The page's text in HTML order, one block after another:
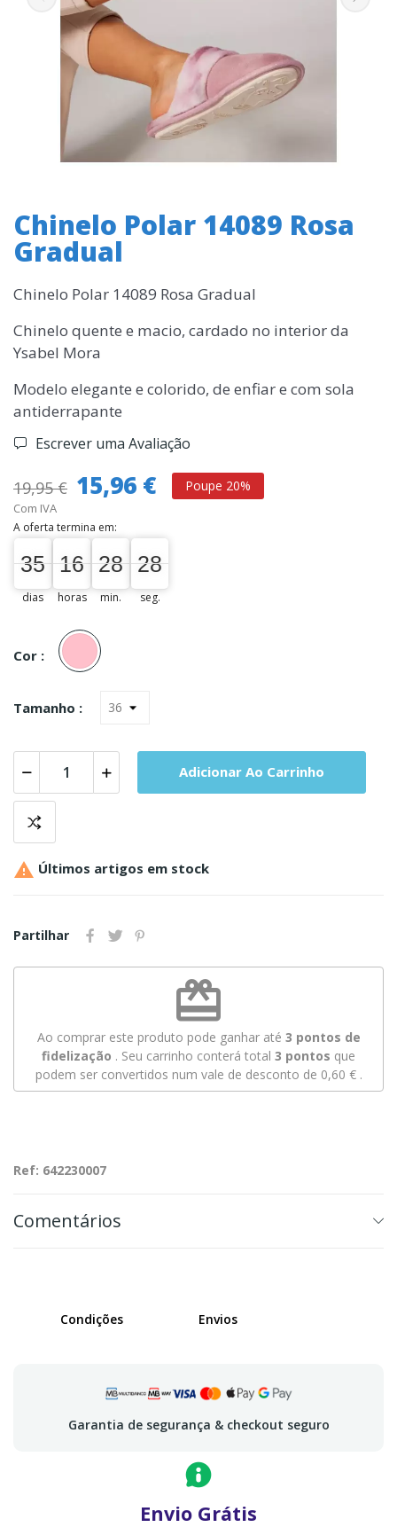
Chinelo Polar 14089 Rosa
Gradual
Chinelo Polar 14089 Rosa Gradual
Chinelo quente e macio, cardado no interior da
Ysabel Mora
Modelo elegante e colorido, de enfiar e com sola
antiderrapante
Escrever uma Avaliação
19,95 € 15,96 € Poupe 20%
Com IVA
A oferta termina em:
35
35
00
dias
16
16
00
horas
28
28
00
min.
28
28
29
seg.
Cor :
Rosa
Tamanho :
Adicionar Ao Carrinho
 Últimos artigos em stock
Partilhar
redeem
Ao comprar este produto pode ganhar até 3 pontos de
fidelização . Seu carrinho conterá total 3 pontos que
podem ser convertidos num vale de desconto de 0,60 €.
Ref: 642230007
Comentários
Condições Envios
Garantia de segurança & checkout seguro
Envio Grátis